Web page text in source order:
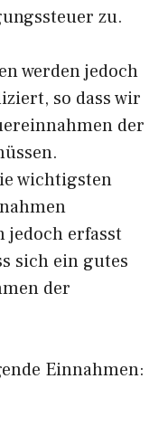
zu.
werden jedoch
so dass wir
der
wichtigsten
jedoch erfasst
sich ein gutes
der
Einnahmen: